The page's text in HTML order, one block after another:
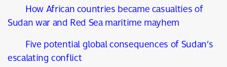
How African countries became casualties of
Sudan war and Red Sea maritime mayhem
Five potential global consequences of Sudan’s
escalating conflict